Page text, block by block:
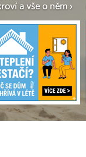
a vše o něm ›